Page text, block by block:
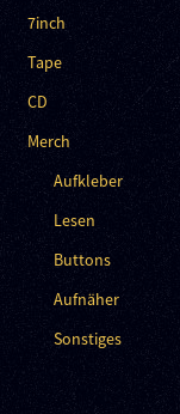
7inch
Tape
CD
Merch
Aufkleber
Lesen
Buttons
Aufnäher
Sonstiges